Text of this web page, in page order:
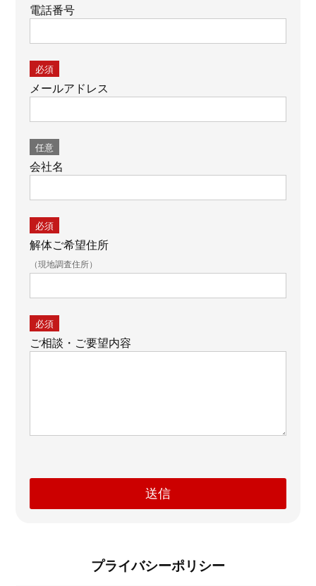
電話番号
必須
メールアドレス
任意
会社名
必須
解体ご希望住所
（現地調査住所）
必須
ご相談・ご要望内容
プライバシーポリシー